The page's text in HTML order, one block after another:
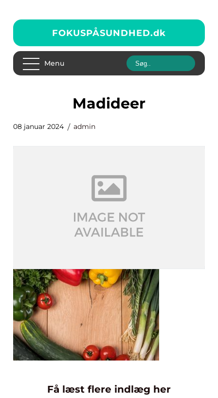
FOKUSPÅSUNDHED.dk
Menu
madideer
08 januar 2024 admin
Få læst flere indlæg her